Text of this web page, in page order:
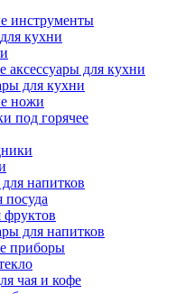
инструменты
кухни
аксессуары для кухни
для кухни
ножи
под горячее
напитков
посуда
фруктов
для напитков
приборы
чая и кофе